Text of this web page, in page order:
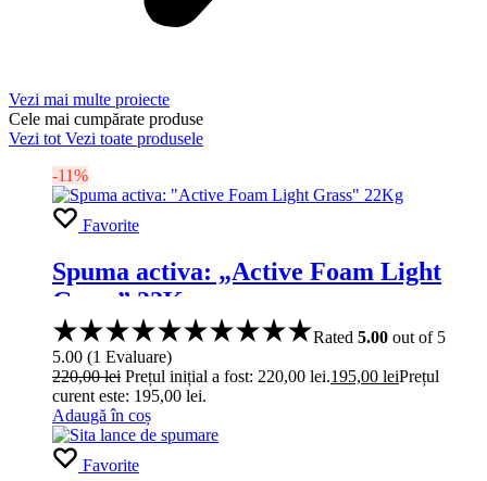
Vezi mai multe proiecte
Cele mai cumpărate produse
Vezi tot Vezi toate produsele
-11%
Favorite
Spuma activa: „Active Foam Light
Grass” 22Kg
Rated 5.00 out of 5
5.00 (1 Evaluare)
220,00lei Prețul inițial a fost: 220,00 lei.195,00 leiPrețul
curent este: 195,00 lei.
Adaugă în coș
Favorite